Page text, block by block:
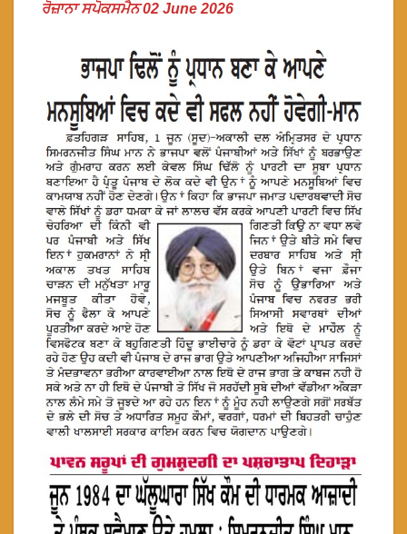
ਰੋਜ਼ਾਨਾ ਸਪੋਕਸਮੈਨ 02 June 2026